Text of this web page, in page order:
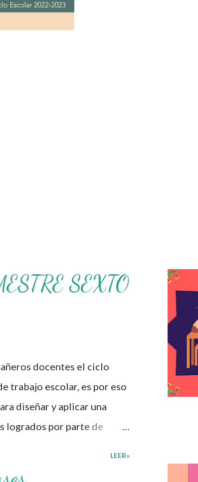
didáctico. También te puede interesar:
de recuerdos Blog Mi salón de apoyo
SEXTO
docentes el ciclo
trabajo escolar, es por eso
diseñar y aplicar una
logrados por parte de
cursaron durante este
LEER»